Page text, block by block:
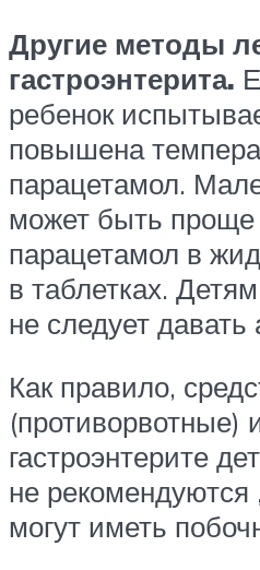
Другие методы
гастроэнтерита.
ребенок
повышена
парацетамол.
может быть проще
парацетамол в
в таблетках.
не следует давать
Как правило,
(противорвотные)
гастроэнтерите
не рекомендуются
могут иметь